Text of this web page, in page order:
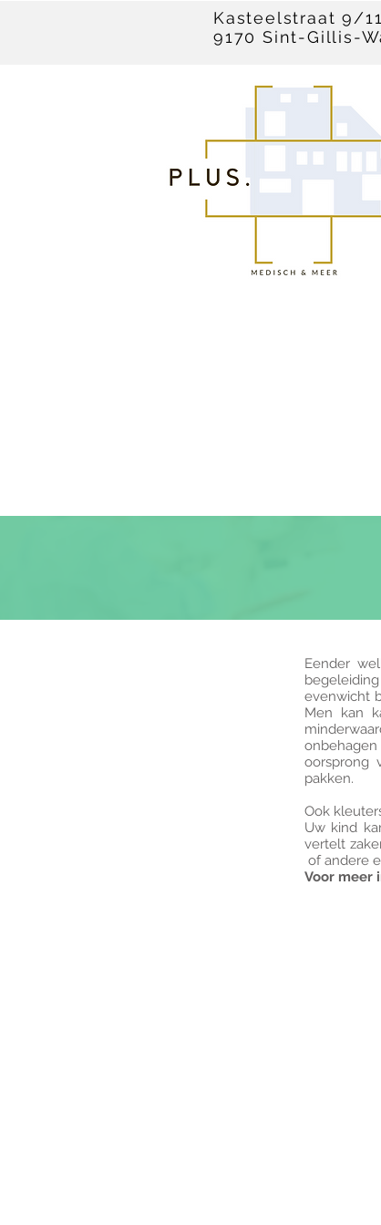
Kasteelstraat 9/11
9170 Sint-Gillis-
Eender
evenwicht
Men kan
oorsprong
pakken.
Ook
Uw kind
vertelt
of andere
Voor meer